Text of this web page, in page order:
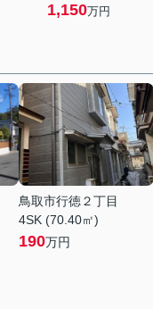
1,150万円
鳥取市行徳２丁目
4SK (70.40㎡)
190万円